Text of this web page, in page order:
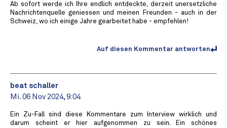
Ab sofort werde ich Ihre endlich entdeckte, derzeit unersetzliche
Nachrichtenquelle geniessen und meinen Freunden - auch in der
Schweiz, wo ich einige Jahre gearbeitet habe - empfehlen!
Auf diesen Kommentar antworten
beat schaller
Mi. 06 Nov 2024, 9:04
Ein Zu-Fall sind diese Kommentare zum Interview wirklich und
darum scheint er hier aufgenommen zu sein. Ein schönes